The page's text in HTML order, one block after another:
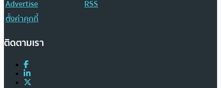
Advertise
RSS
ตั้งค่าคุกกี้
ติดตามเรา